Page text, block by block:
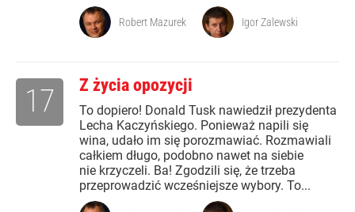
Robert Mazurek Igor Zalewski
Z życia opozycji
To dopiero! Donald Tusk nawiedził prezydenta
Lecha Kaczyńskiego. Ponieważ napili się
wina, udało im się porozmawiać. Rozmawiali
całkiem długo, podobno nawet na siebie
nie krzyczeli. Ba! Zgodzili się, że trzeba
przeprowadzić wcześniejsze wybory. To...
17